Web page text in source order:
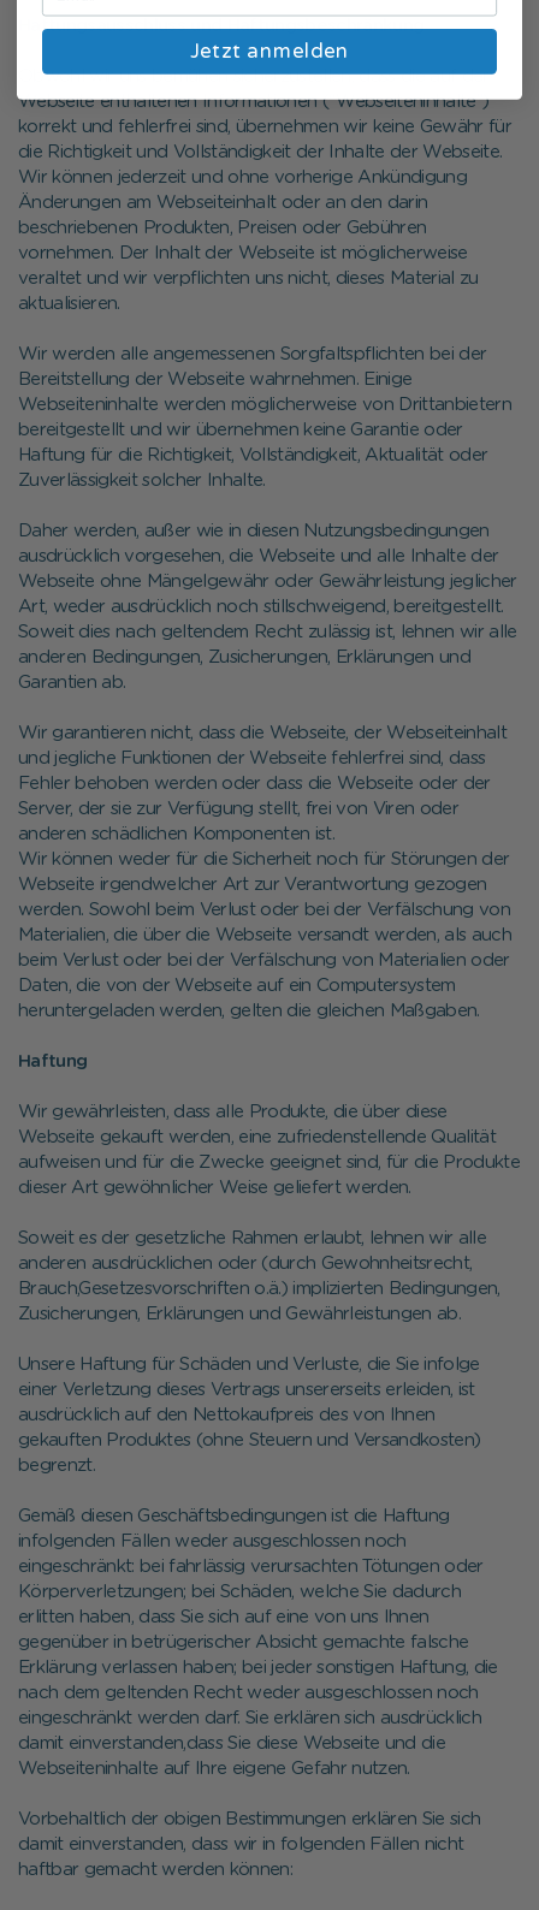
Haftungsausschluss und Haftungsbeschränkung
Obwohl wir uns bemühen sicherzustellen, dass die auf der
Webseite enthaltenen Informationen ("Webseiteninhalte”)
korrekt und fehlerfrei sind, übernehmen wir keine Gewähr für
die Richtigkeit und Vollständigkeit der Inhalte der Webseite.
Wir können jederzeit und ohne vorherige Ankündigung
Änderungen am Webseiteinhalt oder an den darin
beschriebenen Produkten, Preisen oder Gebühren
vornehmen. Der Inhalt der Webseite ist möglicherweise
veraltet und wir verpflichten uns nicht, dieses Material zu
aktualisieren.
Wir werden alle angemessenen Sorgfaltspflichten bei der
Bereitstellung der Webseite wahrnehmen. Einige
Webseiteninhalte werden möglicherweise von Drittanbietern
bereitgestellt und wir übernehmen keine Garantie oder
Haftung für die Richtigkeit, Vollständigkeit, Aktualität oder
Zuverlässigkeit solcher Inhalte.
Daher werden, außer wie in diesen Nutzungsbedingungen
ausdrücklich vorgesehen, die Webseite und alle Inhalte der
Webseite ohne Mängelgewähr oder Gewährleistung jeglicher
Art, weder ausdrücklich noch stillschweigend, bereitgestellt.
Soweit dies nach geltendem Recht zulässig ist, lehnen wir alle
anderen Bedingungen, Zusicherungen, Erklärungen und
Garantien ab.
Wir garantieren nicht, dass die Webseite, der Webseiteinhalt
und jegliche Funktionen der Webseite fehlerfrei sind, dass
Fehler behoben werden oder dass die Webseite oder der
Server, der sie zur Verfügung stellt, frei von Viren oder
anderen schädlichen Komponenten ist.
Wir können weder für die Sicherheit noch für Störungen der
Webseite irgendwelcher Art zur Verantwortung gezogen
werden. Sowohl beim Verlust oder bei der Verfälschung von
Materialien, die über die Webseite versandt werden, als auch
beim Verlust oder bei der Verfälschung von Materialien oder
Daten, die von der Webseite auf ein Computersystem
heruntergeladen werden, gelten die gleichen Maßgaben.
Haftung
Wir gewährleisten, dass alle Produkte, die über diese
Webseite gekauft werden, eine zufriedenstellende Qualität
aufweisen und für die Zwecke geeignet sind, für die Produkte
dieser Art gewöhnlicher Weise geliefert werden.
Soweit es der gesetzliche Rahmen erlaubt, lehnen wir alle
anderen ausdrücklichen oder (durch Gewohnheitsrecht,
Brauch,Gesetzesvorschriften o.ä.) implizierten Bedingungen,
Zusicherungen, Erklärungen und Gewährleistungen ab.
Unsere Haftung für Schäden und Verluste, die Sie infolge
einer Verletzung dieses Vertrags unsererseits erleiden, ist
ausdrücklich auf den Nettokaufpreis des von Ihnen
gekauften Produktes (ohne Steuern und Versandkosten)
begrenzt.
Gemäß diesen Geschäftsbedingungen ist die Haftung
infolgenden Fällen weder ausgeschlossen noch
eingeschränkt: bei fahrlässig verursachten Tötungen oder
Körperverletzungen; bei Schäden, welche Sie dadurch
erlitten haben, dass Sie sich auf eine von uns Ihnen
gegenüber in betrügerischer Absicht gemachte falsche
Erklärung verlassen haben; bei jeder sonstigen Haftung, die
nach dem geltenden Recht weder ausgeschlossen noch
eingeschränkt werden darf. Sie erklären sich ausdrücklich
damit einverstanden,dass Sie diese Webseite und die
Webseiteninhalte auf Ihre eigene Gefahr nutzen.
Vorbehaltlich der obigen Bestimmungen erklären Sie sich
damit einverstanden, dass wir in folgenden Fällen nicht
haftbar gemacht werden können:
Jetzt anmelden